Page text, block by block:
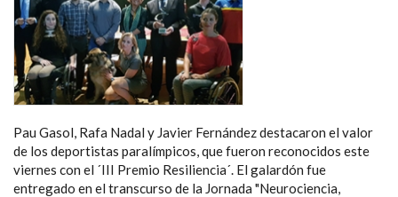
Pau Gasol, Rafa Nadal y Javier Fernández destacaron el valor
de los deportistas paralímpicos, que fueron reconocidos este
viernes con el ´III Premio Resiliencia´. El galardón fue
entregado en el transcurso de la Jornada "Neurociencia,